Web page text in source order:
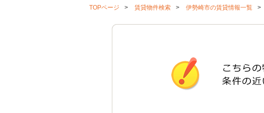
TOPページ 賃貸物件検索 伊勢崎市の賃貸情報一覧